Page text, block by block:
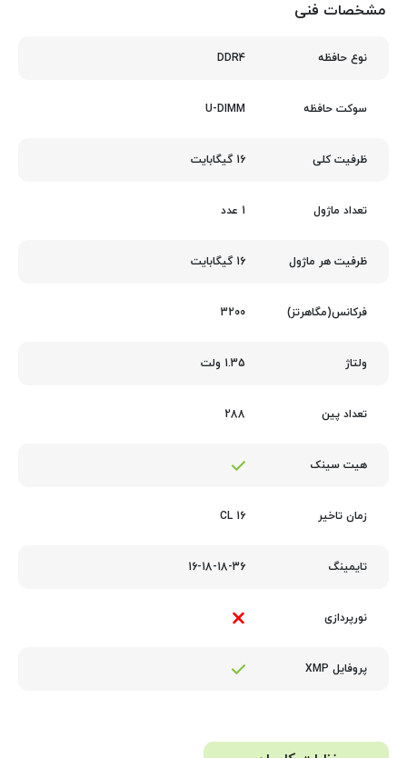
مشخصات فنی
نوع حافظه DDR4
سوکت حافظه U-DIMM
ظرفیت کلی 16 گیگابایت
تعداد ماژول 1 عدد
ظرفیت هر ماژول 16 گیگابایت
فرکانس(مگاهرتز) 3200
ولتاژ 1.35 ولت
تعداد پین 288
هیت سینک
زمان تاخیر 16 CL
تایمینگ 16-18-18-36
نورپردازی
پروفایل XMP